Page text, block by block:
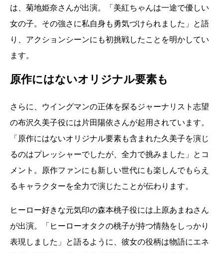
は、菊地姫奈さんが出演。「美紅ちゃんは一途で優しい
女の子。その強さに私自身も勇気づけられました」と語
り、アクションシーンにも初挑戦したことを明かしてい
ます。
原作にはないオリジナル要素も
さらに、ウイングマンの正体を探るジャーナリスト志望
の布沢久美子役には片田陽依さんが起用されています。
「原作にはないオリジナル要素も含まれた久美子を演じ
るのはプレッシャーでしたが、全力で挑みました」とコ
メント。原作ファンにも新しい世代にも楽しんでもらえ
るキャラクターを全力で演じたことが伝わります。
ヒーロー好きな元気印の森本桃子役には上原あまねさん
が出演。「ヒーローオタクの桃子が持つ情熱をしっかり
表現しました」と語るように、彼女の役柄は物語にエネ